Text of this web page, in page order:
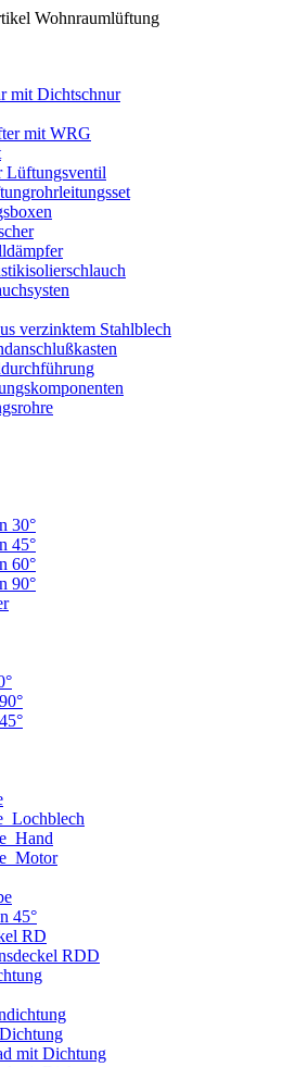
Wohnraumlüftung
mit Dichtschnur
mit WRG
Lüftungsventil
verzinktem Stahlblech
30°
45°
60°
90°
45°
RD
RDD
mit Dichtung